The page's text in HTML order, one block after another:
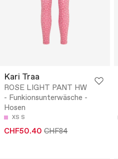
Kari Traa
ROSE LIGHT PANT HW
- Funkionsunterwäsche -
Hosen
XS S
CHF50.40 CHF84